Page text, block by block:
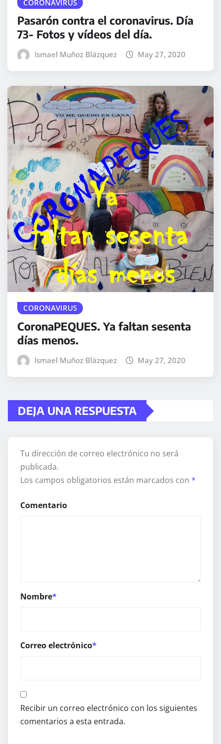
CORONAVIRUS
Pasarón contra el coronavirus. Día
73- Fotos y vídeos del día.
Ismael Muñoz Blázquez May 27, 2020
CORONAVIRUS
CoronaPEQUES. Ya faltan sesenta
días menos.
Ismael Muñoz Blázquez May 27, 2020
DEJA UNA RESPUESTA
Tu dirección de correo electrónico no será
publicada.
Los campos obligatorios están marcados con *
Comentario
Nombre*
Correo electrónico*
Recibir un correo electrónico con los siguientes
comentarios a esta entrada.